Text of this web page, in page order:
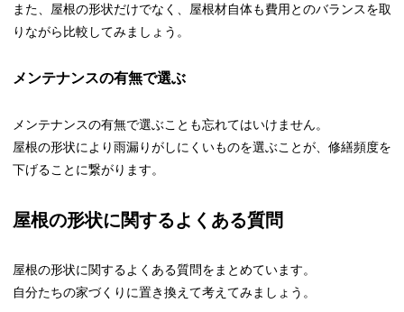
また、屋根の形状だけでなく、屋根材自体も費用とのバランスを取
りながら比較してみましょう。
メンテナンスの有無で選ぶ
メンテナンスの有無で選ぶことも忘れてはいけません。
屋根の形状により雨漏りがしにくいものを選ぶことが、修繕頻度を
下げることに繋がります。
屋根の形状に関するよくある質問
屋根の形状に関するよくある質問をまとめています。
自分たちの家づくりに置き換えて考えてみましょう。